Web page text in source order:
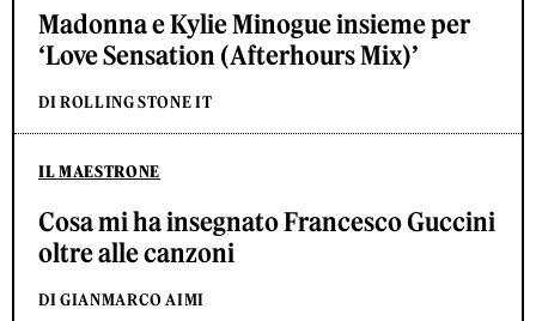
Madonna e Kylie Minogue insieme per
‘Love Sensation (Afterhours Mix)’
DI ROLLING STONE IT
IL MAESTRONE
Cosa mi ha insegnato Francesco Guccini
oltre alle canzoni
DI GIANMARCO AIMI